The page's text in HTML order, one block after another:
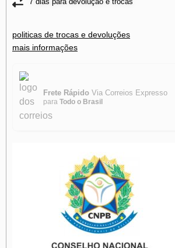
politicas de trocas e devoluções
mais informações
Frete Rápido Via Correios Expresso
para Todo o Brasil